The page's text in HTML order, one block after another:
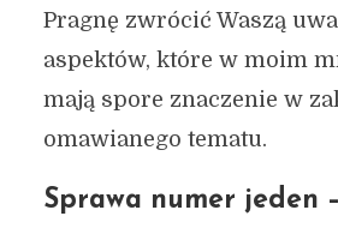
Pragnę zwrócić Waszą
aspektów, które w moim
mają spore znaczenie w
omawianego tematu.
Sprawa numer jeden